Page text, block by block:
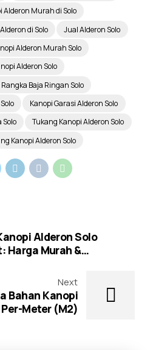
Alderon Murah di Solo
di Solo
Jual Alderon Solo
Alderon Murah Solo
Alderon Solo
Baja Ringan Solo
Kanopi Garasi Alderon Solo
Solo
Tukang Kanopi Alderon Solo
Kanopi Alderon Solo
Alderon Solo
Harga Murah &
Next
Bahan Kanopi
Meter (M2)